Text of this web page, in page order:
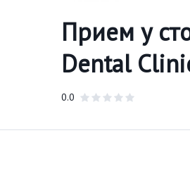
Прием у
Dental
0.0